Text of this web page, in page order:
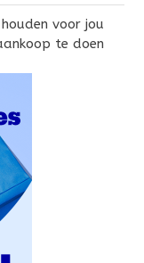
voor jou
te doen